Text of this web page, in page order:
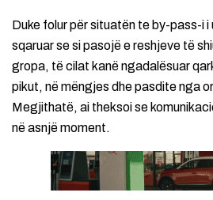
Duke folur për situatën te by-pass-i i
sqaruar se si pasojë e reshjeve të
gropa, të cilat kanë ngadalësuar
pikut, në mëngjes dhe pasdite nga
Megjithatë, ai theksoi se
në asnjë moment.